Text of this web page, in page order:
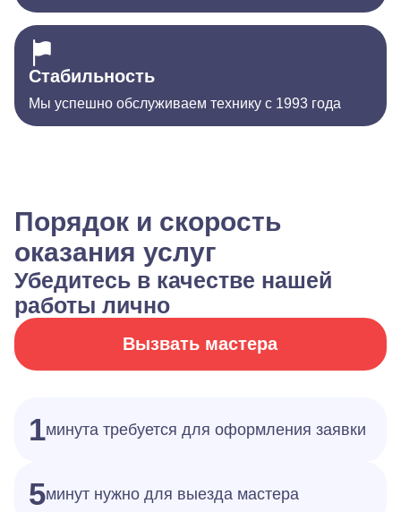
Стабильность
Мы успешно обслуживаем технику с 1993 года
Порядок и скорость
оказания услуг
Убедитесь в качестве нашей
работы лично
Вызвать мастера
1минута требуется для оформления заявки
5минут нужно для выезда мастера